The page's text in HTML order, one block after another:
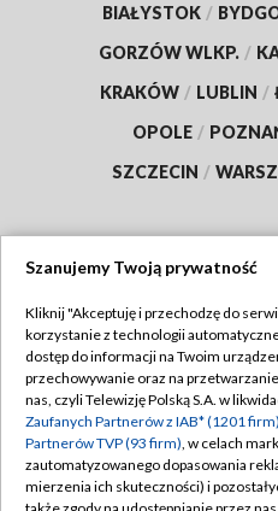
BIAŁYSTOK /
GORZÓW WLKP. /
KRAKÓW / LUBLIN /
OPOLE /
SZCZECIN /
Abonament TVP
Emisja w TVP
Centrum informacji TVP
Naziemna Telewizja
Polityka
Moje
Szanujemy Twoją prywatność
Kliknij "Akceptuję i przechodzę do
korzystanie z technologii
dostęp do informacji na Twoim
przechowywanie oraz na
nas, czyli Telewizję Polską S.A. w
Zaufanych Partnerów z IAB* (1201 firm)
Partnerów TVP (93 firm), w celach
zautomatyzowanego dopasowania
mierzenia ich skuteczności) i